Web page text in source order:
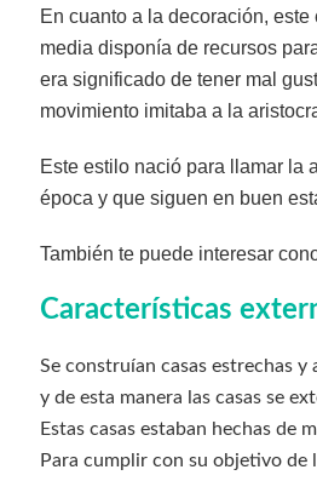
En cuanto a la decoración,
media disponía de recursos
era significado de tener mal
movimiento imitaba a la
Este estilo nació para llamar la
época y que siguen en buen
También te puede interesar
Características
Se construían casas estrechas
y de esta manera las casas se
Estas casas estaban hechas de
Para cumplir con su objetivo de